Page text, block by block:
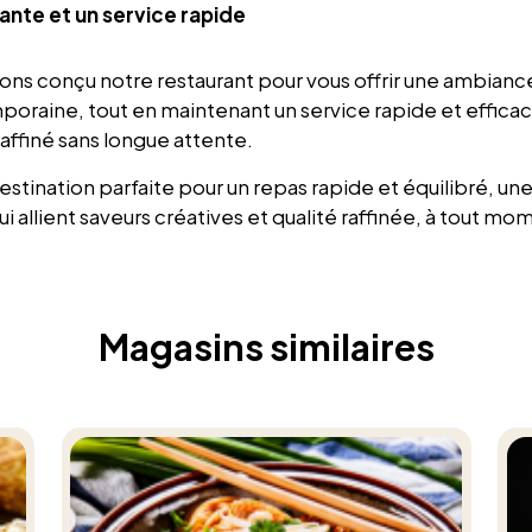
et un service rapide
conçu notre restaurant pour vous offrir une
tout en maintenant un service rapide et
sans longue attente.
parfaite pour un repas rapide et équilibré,
allient saveurs créatives etqualité raffinée, à tout
Magasins similaires